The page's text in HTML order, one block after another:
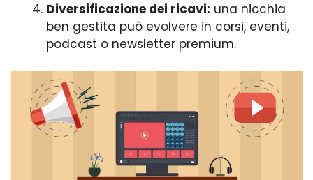
Diversificazione dei ricavi: una nicchia
ben gestita può evolvere in corsi, eventi,
podcast o newsletter premium.